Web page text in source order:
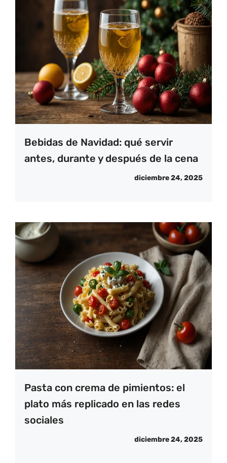
Bebidas de Navidad: qué servir
antes, durante y después de la cena
diciembre 24, 2025
Pasta con crema de pimientos: el
plato más replicado en las redes
sociales
diciembre 24, 2025